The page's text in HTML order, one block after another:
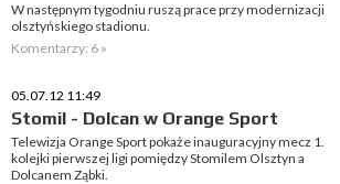
W następnym tygodniu ruszą prace przy modernizacji
olsztyńskiego stadionu.
Komentarzy: 6 »
05.07.12 11:49
Stomil - Dolcan w Orange Sport
Telewizja Orange Sport pokaże inauguracyjny mecz 1.
kolejki pierwszej ligi pomiędzy Stomilem Olsztyn a
Dolcanem Ząbki.